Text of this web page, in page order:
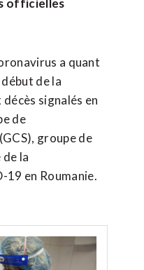
officielles
a quant
de la
signalés en
de
groupe de
la
19 en Roumanie.